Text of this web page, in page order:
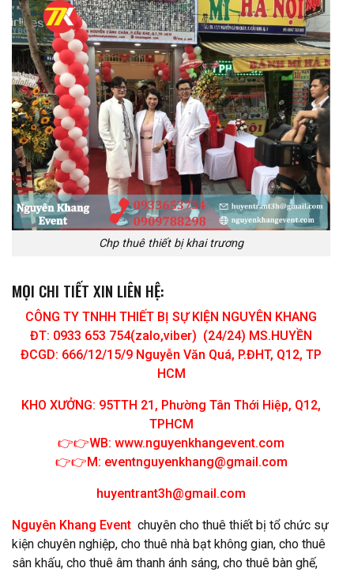
Chp thuê thiết bị khai trương
MỌI CHI TIẾT XIN LIÊN HỆ:
CÔNG TY TNHH THIẾT BỊ SỰ KIỆN NGUYÊN KHANG
ĐT: 0933 653 754(zalo,viber) (24/24) MS.HUYỀN
ĐCGD: 666/12/15/9 Nguyễn Văn Quá, P.ĐHT, Q12, TP
HCM
KHO XƯỞNG: 95TTH 21, Phường Tân Thới Hiệp, Q12,
TPHCM
👉👉WB: www.nguyenkhangevent.com
👉👉M: eventnguyenkhang@gmail.com
huyentrant3h@gmail.com
Nguyên Khang Event chuyên cho thuê thiết bị tổ chức sự
kiện chuyên nghiệp, cho thuê nhà bạt không gian, cho thuê
sân khấu, cho thuê âm thanh ánh sáng, cho thuê bàn ghế,